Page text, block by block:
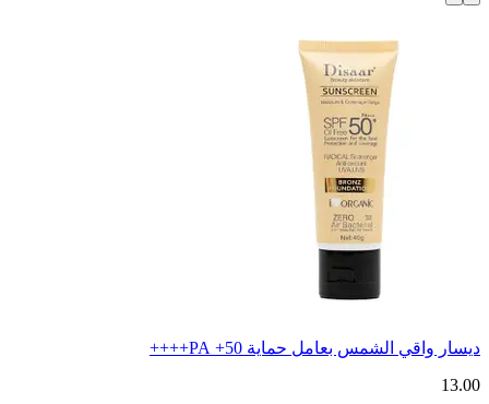
ديسار واقي الشمس بعامل حماية 50+ PA++++
13.00